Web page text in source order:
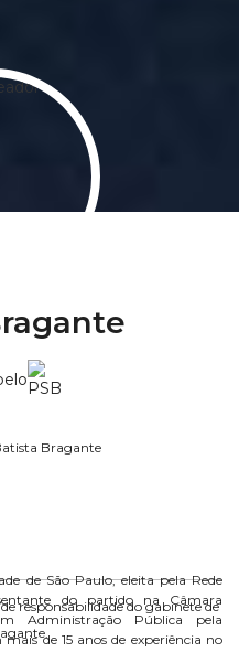
Bragante
de São Paulo, eleita pela Rede
do partido na Câmara
Administração Pública pela
de 15 anos de experiência no
responsabilidade do gabinete de